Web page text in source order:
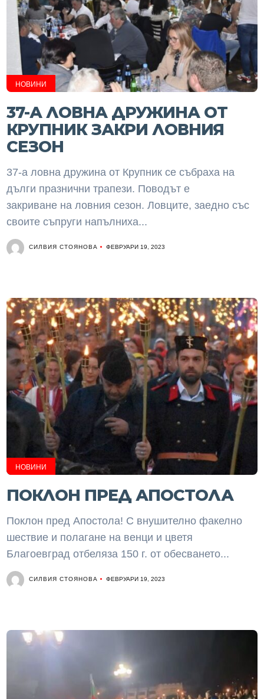
НОВИНИ
37-А ЛОВНА ДРУЖИНА ОТ
КРУПНИК ЗАКРИ ЛОВНИЯ
СЕЗОН
37-а ловна дружина от Крупник се събраха на
дълги празнични трапези. Поводът е
закриване на ловния сезон. Ловците, заедно със
своите съпруги напълниха...
СИЛВИЯ СТОЯНОВА ФЕВРУАРИ 19, 2023
НОВИНИ
ПОКЛОН ПРЕД АПОСТОЛА
Поклон пред Апостола! С внушително факелно
шествие и полагане на венци и цветя
Благоевград отбеляза 150 г. от обесването...
СИЛВИЯ СТОЯНОВА ФЕВРУАРИ 19, 2023